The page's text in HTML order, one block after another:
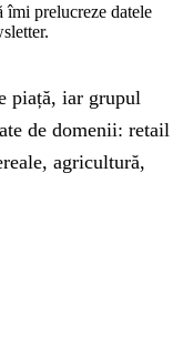
îmi prelucreze datele
piață, iar grupul
de domenii: retail
agricultură,